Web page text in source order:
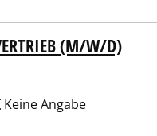
(M/W/D)
Keine Angabe